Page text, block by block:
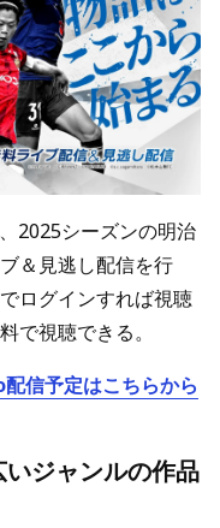
2025シーズンの明治
＆見逃し配信を行
ログインすれば視聴
で視聴できる。
信予定はこちらから
ジャンルの作品